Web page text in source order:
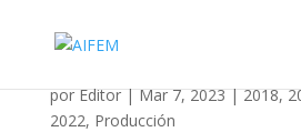
porEditor|Mar 7, 2023|2018,
2022, Producción